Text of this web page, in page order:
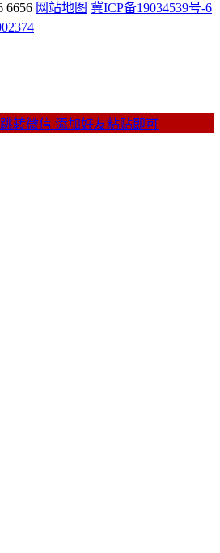
6656 网站地图 冀ICP备19034539号-6
跳转微信 添加好友粘贴即可